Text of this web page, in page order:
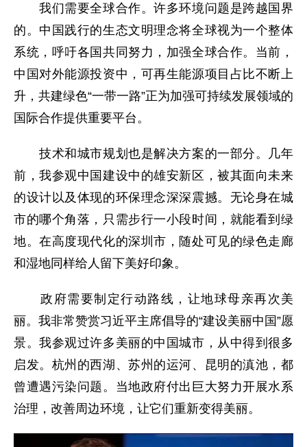
我们需要全球合作。许多环境问题是跨越国界
的。中国践行的生态文明理念将全球视为一个整体
系统，呼吁各国共同努力，加强全球合作。当前，
中国对外能源投资中，可再生能源项目占比不断上
升，共建绿色“一带一路”正为加强可持续发展领域的
国际合作提供重要平台。
技术和城市规划也是解决方案的一部分。几年
前，我参观中国建设中的雄安新区，被其面向未来
的设计以及体现的环保理念深深震撼。无论身在城
市的哪个角落，只需步行一小段时间，就能看到绿
地。在高度现代化的深圳市，随处可见的绿色走廊
和湿地同样给人留下美好印象。
政府需要制定行动路线，让地球母亲再次美
丽。我非常赞赏习近平主席倡导的“建设美丽中国”愿
景。我参观过许多美丽的中国城市，从中得到很多
启发。杭州的西湖、苏州的运河、昆明的滇池，都
曾遭遇污染问题。当地政府付出巨大努力开展水系
治理，改善周边环境，让它们重新变得美丽。